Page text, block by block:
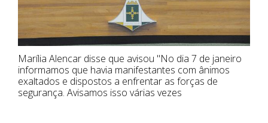
Marília Alencar disse que avisou "No dia 7 de janeiro
informamos que havia manifestantes com ânimos
exaltados e dispostos a enfrentar as forças de
segurança. Avisamos isso várias vezes